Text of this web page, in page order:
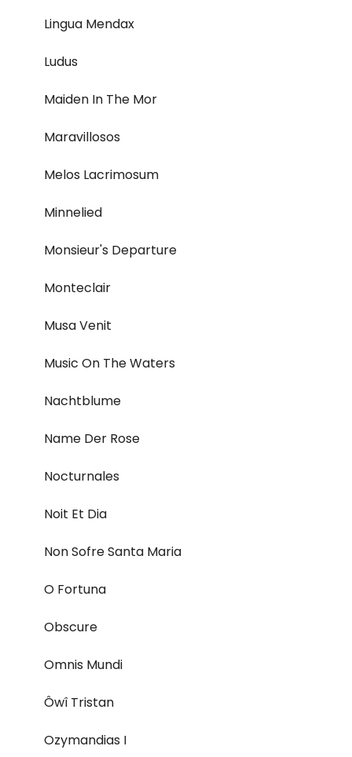
Lingua Mendax
Ludus
Maiden In The Mor
Maravillosos
Melos Lacrimosum
Minnelied
Monsieur's Departure
Monteclair
Musa Venit
Music On The Waters
Nachtblume
Name Der Rose
Nocturnales
Noit Et Dia
Non Sofre Santa Maria
O Fortuna
Obscure
Omnis Mundi
Ôwî Tristan
Ozymandias I